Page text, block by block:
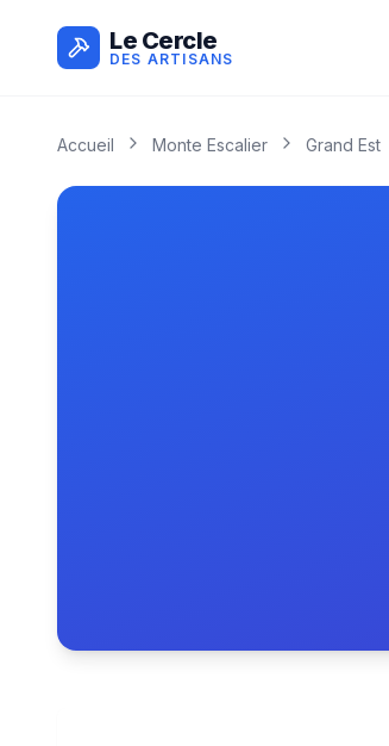
Le Cercle
DES ARTISANS
Accueil Monte Escalier Grand Est